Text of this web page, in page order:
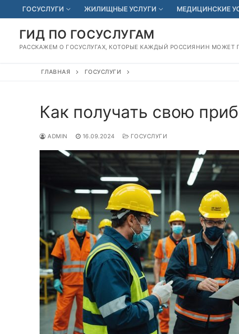
Перейти
к
содержимому
ГОСУСЛУГИ ЖИЛИЩНЫЕ УСЛУГИ МЕДИЦИНСКИЕ
ГИД ПО ГОСУСЛУГАМ
РАССКАЖЕМ О ГОСУСЛУГАХ, КОТОРЫЕ КАЖДЫЙ РОССИЯНИН МОЖЕТ
ГЛАВНАЯ ГОСУСЛУГИ
Как получать свою
ADMIN 16.09.2024 ГОСУСЛУГИ